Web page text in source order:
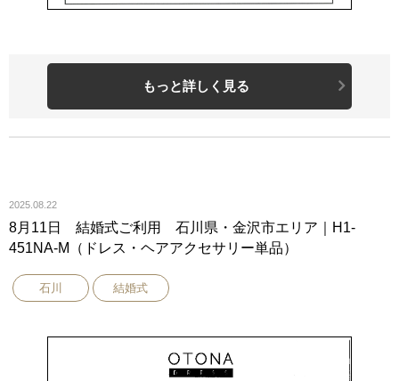
もっと詳しく見る
2025.08.22
8月11日 結婚式ご利用 石川県・金沢市エリア｜H1-
451NA-M（ドレス・ヘアアクセサリー単品）
石川 結婚式